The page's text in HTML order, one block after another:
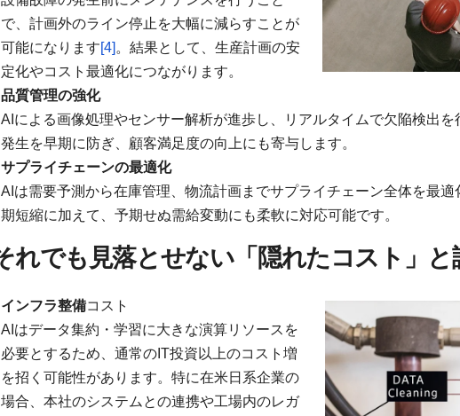
で、計画外のライン停止を大幅に減らすことが
可能になります[4] 。結果として、生産計画の安
定化やコスト最適化につながります。
品質管理の強化
AIによる画像処理やセンサー解析が進歩し、リアルタイムで欠陥検出
発生を早期に防ぎ、顧客満足度の向上にも寄与します。
サプライチェーンの最適化
AIは需要予測から在庫管理、物流計画までサプライチェーン全体を最
期短縮に加えて、予期せぬ需給変動にも柔軟に対応可能です。
れでも見落とせない「隠れたコスト」と
インフラ整備コスト
AIはデータ集約・学習に大きな演算リソースを
必要とするため、通常のIT投資以上のコスト増
を招く可能性があります。特に在米日系企業の
場合、本社のシステムとの連携や工場内のレガ